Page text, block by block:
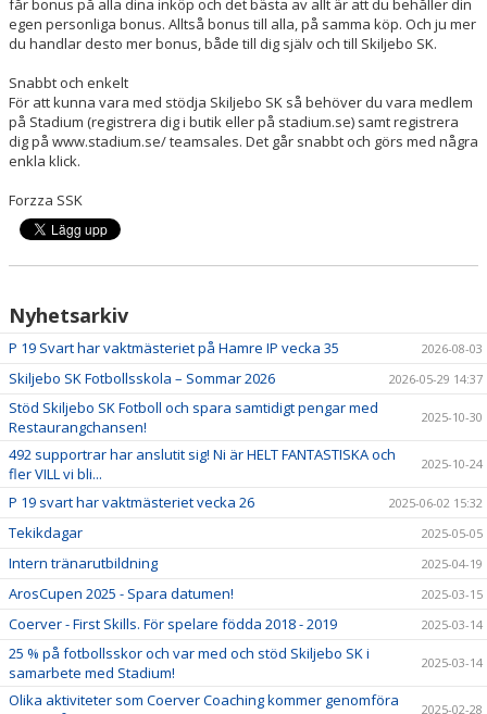
egen personliga bonus. Alltså bonus till alla, på samma köp. Och ju mer
du handlar desto mer bonus, både till dig själv och till Skiljebo SK.
Snabbt och enkelt
För att kunna vara med stödja Skiljebo SK så behöver du vara medlem
på Stadium (registrera dig i butik eller på stadium.se) samt registrera
dig på www.stadium.se/ teamsales. Det går snabbt och görs med några
enkla klick.
Forzza SSK
Nyhetsarkiv
P 19 Svart har vaktmästeriet på Hamre IP vecka 35 2026-08-03
Skiljebo SK Fotbollsskola – Sommar 2026 2026-05-29 14:37
Stöd Skiljebo SK Fotboll och spara samtidigt pengar med
Restaurangchansen!
2025-10-30
492 supportrar har anslutit sig! Ni är HELT FANTASTISKA och
fler VILL vi bli...
2025-10-24
P 19 svart har vaktmästeriet vecka 26 2025-06-02 15:32
Tekikdagar 2025-05-05
Intern tränarutbildning 2025-04-19
ArosCupen 2025 - Spara datumen! 2025-03-15
Coerver - First Skills. För spelare födda 2018 - 2019 2025-03-14
25 % på fotbollsskor och var med och stöd Skiljebo SK i
samarbete med Stadium!
2025-03-14
Olika aktiviteter som Coerver Coaching kommer genomföra
2025-02-28